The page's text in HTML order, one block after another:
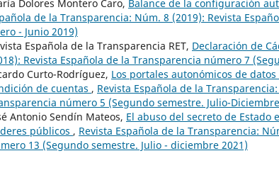
Dolores Montero Caro, Balance de la configuración
de la Transparencia: Núm. 8 (2019): Revista
- Junio 2019)
Española de la Transparencia RET, Declaración de
Revista Española de la Transparencia número 7
Curto-Rodríguez, Los portales autonómicos de
de cuentas , Revista Española de la
número 5 (Segundo semestre. Julio-
Antonio Sendín Mateos, El abuso del secreto de
públicos , Revista Española de la Transparencia:
13 (Segundo semestre. Julio - diciembre 2021)